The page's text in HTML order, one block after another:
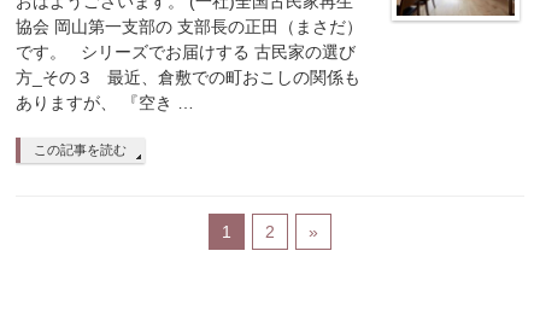
協会 岡山第一支部の 支部長の正田（まさだ）
です。 シリーズでお届けする 古民家の選び
方_その３ 最近、倉敷での町おこしの関係も
ありますが、 『空き …
この記事を読む
1 2 »